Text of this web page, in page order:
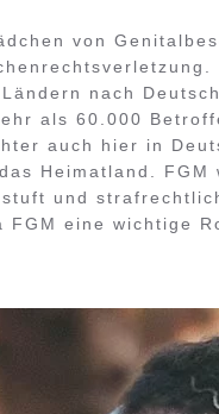
von
nach
als 60.000
auch hier in
Heimatland. FGM
und
eine wichtige